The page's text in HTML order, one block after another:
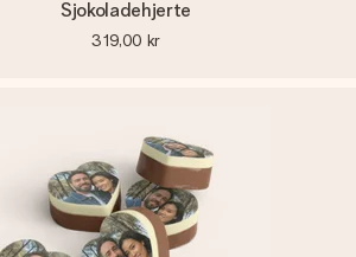
Sjokoladehjerte
319,00 kr